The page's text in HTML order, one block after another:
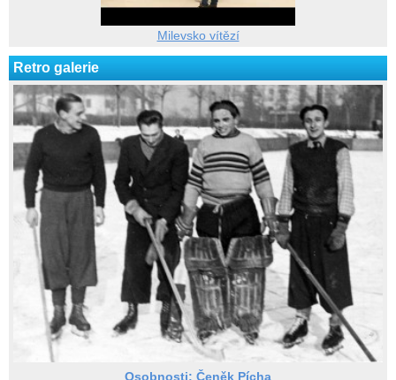
Milevsko vítězí
Retro galerie
Osobnosti: Čeněk Pícha